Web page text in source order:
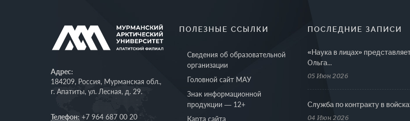
Адрес:
184209, Россия, Мурманская обл.,
г. Апатиты, ул. Лесная, д. 29.
Телефон: +7 964 687 00 20
ПОЛЕЗНЫЕ ССЫЛКИ
Сведения об образовательной
организации
Головной сайт МАУ
Знак информационной
продукции — 12+
Карта сайта
ПОСЛЕДНИЕ ЗАПИСИ
«Наука в лицах»
Ольга...
05 Июн 2026
Cлужба по контракту в
04 Июн 2026